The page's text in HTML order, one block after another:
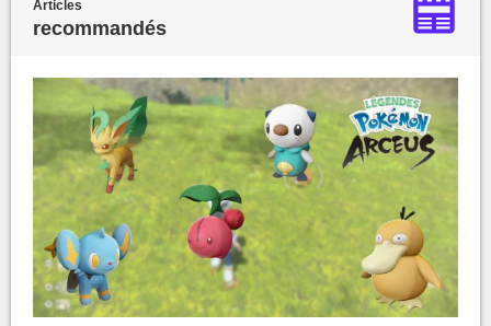
Articles
recommandés